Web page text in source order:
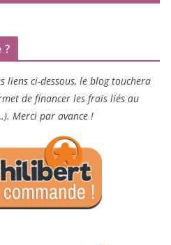
?
liens ci-dessous, le blog touchera
de financer les frais liés au
Merci par avance !